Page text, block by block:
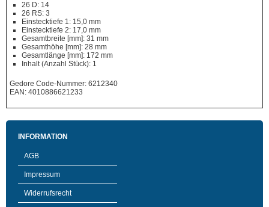
26 D: 14
26 RS: 3
Einstecktiefe 1: 15,0 mm
Einstecktiefe 2: 17,0 mm
Gesamtbreite [mm]: 31 mm
Gesamthöhe [mm]: 28 mm
Gesamtlänge [mm]: 172 mm
Inhalt (Anzahl Stück): 1
Gedore Code-Nummer: 6212340
EAN: 4010886621233
INFORMATION
AGB
Impressum
Widerrufsrecht